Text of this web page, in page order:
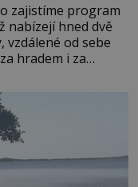
zajistíme program
nabízejí hned dvě
vzdálené od sebe
hradem i za
vznikla někdy
zaznamenali